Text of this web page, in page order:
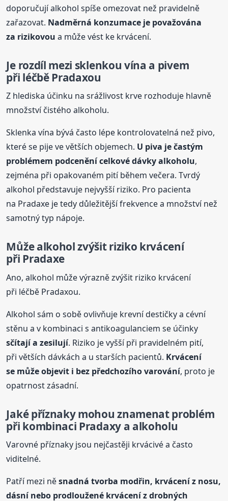
doporučují alkohol spíše omezovat než pravidelně
zařazovat. Nadměrná konzumace je považována
za rizikovou a může vést ke krvácení.
Je rozdíl mezi sklenkou vína a pivem
při léčbě Pradaxou
Z hlediska účinku na srážlivost krve rozhoduje hlavně
množství čistého alkoholu.
Sklenka vína bývá často lépe kontrolovatelná než pivo,
které se pije ve větších objemech. U piva je častým
problémem podcenění celkové dávky alkoholu,
zejména při opakovaném pití během večera. Tvrdý
alkohol představuje nejvyšší riziko. Pro pacienta
na Pradaxe je tedy důležitější frekvence a množství než
samotný typ nápoje.
Může alkohol zvýšit riziko krvácení
při Pradaxe
Ano, alkohol může výrazně zvýšit riziko krvácení
při léčbě Pradaxou.
Alkohol sám o sobě ovlivňuje krevní destičky a cévní
stěnu a v kombinaci s antikoagulanciem se účinky
sčítají a zesilují. Riziko je vyšší při pravidelném pití,
při větších dávkách a u starších pacientů. Krvácení
se může objevit i bez předchozího varování, proto je
opatrnost zásadní.
Jaké příznaky mohou znamenat problém
při kombinaci Pradaxy a alkoholu
Varovné příznaky jsou nejčastěji krvácivé a často
viditelné.
Patří mezi něsnadná tvorba modřin, krvácení z nosu,
dásní nebo prodloužené krvácení z drobných